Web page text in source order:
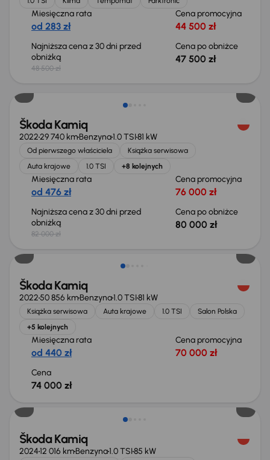
Miesięczna rata
od 283 zł
Cena promocyjna
44 500 zł
Najniższa cena z 30 dni przed
obniżką
48 500 zł
Cena po obniżce
47 500 zł
Škoda Kamiq
202229 740 kmBenzyna1.0 TSI81 kW
Od pierwszego właściciela
Książka serwisowa
Auta krajowe
1.0 TSI +8 kolejnych
Miesięczna rata
od 476 zł
Cena promocyjna
76 000 zł
Najniższa cena z 30 dni przed
obniżką
82 000 zł
Cena po obniżce
80 000 zł
Škoda Kamiq
202250 856 kmBenzyna1.0 TSI81 kW
Książka serwisowa Auta krajowe 1.0 TSI
Salon Polska
+5 kolejnych
Miesięczna rata
od 440 zł
Cena promocyjna
70 000 zł
Cena
74 000 zł
Škoda Kamiq
202412 016 kmBenzyna1.0 TSI85 kW